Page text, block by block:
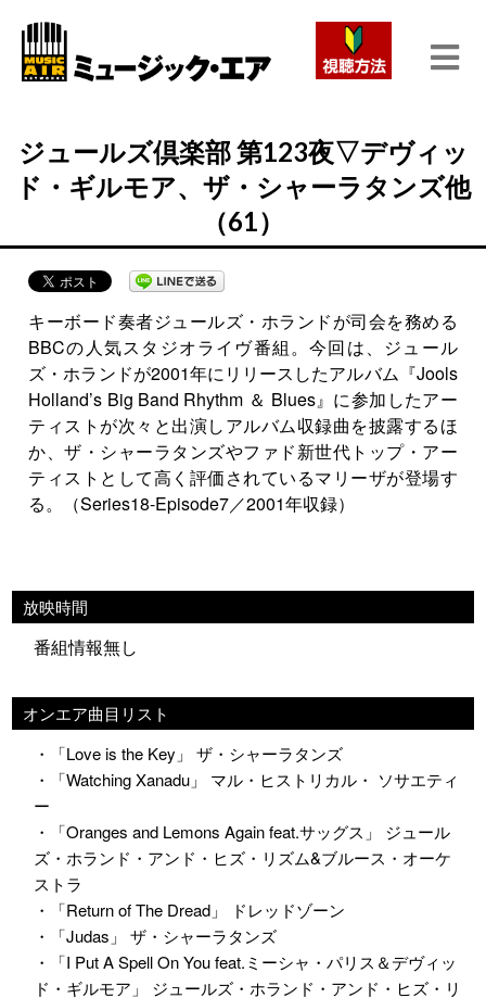
ジュールズ倶楽部 第123夜▽デヴィッ
ド・ギルモア、ザ・シャーラタンズ他
（61）
キーボード奏者ジュールズ・ホランドが司会を務める
BBCの人気スタジオライヴ番組。今回は、ジュール
ズ・ホランドが2001年にリリースしたアルバム『Jools
Holland’s Big Band Rhythm ＆ Blues』に参加したアー
ティストが次々と出演しアルバム収録曲を披露するほ
か、ザ・シャーラタンズやファド新世代トップ・アー
ティストとして高く評価されているマリーザが登場す
る。（Series18-Episode7／2001年収録）
放映時間
番組情報無し
オンエア曲目リスト
・「Love is the Key」 ザ・シャーラタンズ
・「Watching Xanadu」 マル・ヒストリカル・ ソサエティ
ー
・「Oranges and Lemons Again feat.サッグス」 ジュール
ズ・ホランド・アンド・ヒズ・リズム&ブルース・オーケ
ストラ
・「Return of The Dread」 ドレッドゾーン
・「Judas」 ザ・シャーラタンズ
・「I Put A Spell On You feat.ミーシャ・パリス＆デヴィッ
ド・ギルモア」 ジュールズ・ホランド・アンド・ヒズ・リ